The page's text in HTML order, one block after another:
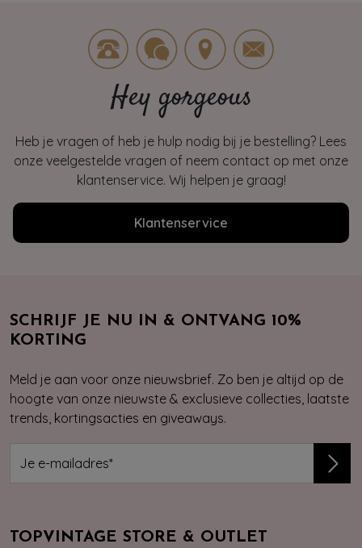
Hey gorgeous
Heb je vragen of heb je hulp nodig bij je bestelling? Lees
onze veelgestelde vragen of neem contact op met onze
klantenservice. Wij helpen je graag!
Klantenservice
SCHRIJF JE NU IN & ONTVANG 10%
KORTING
Meld je aan voor onze nieuwsbrief. Zo ben je altijd op de
hoogte van onze nieuwste & exclusieve collecties, laatste
trends, kortingsacties en giveaways.
TOPVINTAGE STORE & OUTLET